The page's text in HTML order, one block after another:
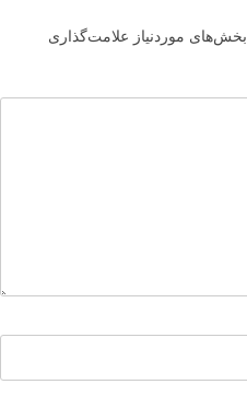
بخش‌های موردنیاز علامت‌گذاری